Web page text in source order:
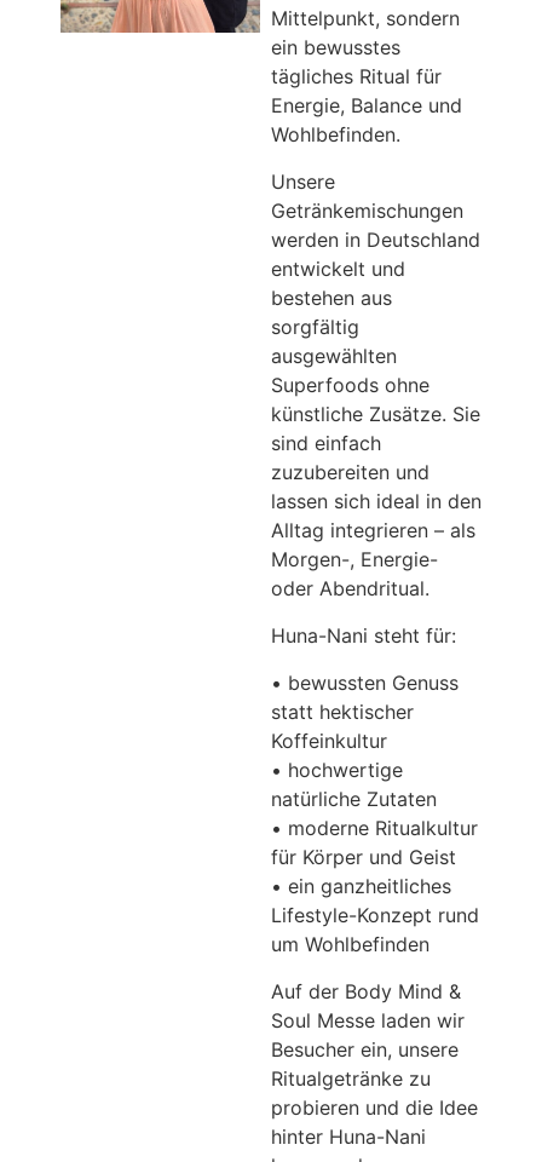
Mittelpunkt, sondern
ein bewusstes
tägliches Ritual für
Energie, Balance und
Wohlbefinden.
Unsere
Getränkemischungen
werden in Deutschland
entwickelt und
bestehen aus
sorgfältig
ausgewählten
Superfoods ohne
künstliche Zusätze. Sie
sind einfach
zuzubereiten und
lassen sich ideal in den
Alltag integrieren – als
Morgen-, Energie-
oder Abendritual.
Huna-Nani steht für:
• bewussten Genuss
statt hektischer
Koffeinkultur
• hochwertige
natürliche Zutaten
• moderne Ritualkultur
für Körper und Geist
• ein ganzheitliches
Lifestyle-Konzept rund
um Wohlbefinden
Auf der Body Mind &
Soul Messe laden wir
Besucher ein, unsere
Ritualgetränke zu
probieren und die Idee
hinter Huna-Nani